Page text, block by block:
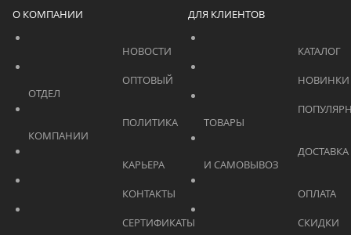
О КОМПАНИИ
			    		КАРЬЕРА
ДЛЯ КЛИЕНТОВ